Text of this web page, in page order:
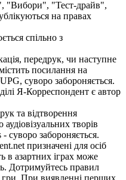
"Вибори", "Тест-драйв",
на правах
спільно з
передрук, чи наступне
посилання на
суворо забороняється.
Я-Корреспондент є автор
та відтворення
творів
суворо забороняється.
призначені для осіб
в азартних іграх може
Дотримуйтесь правил